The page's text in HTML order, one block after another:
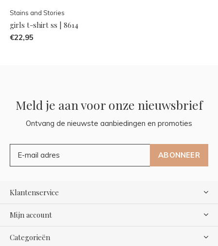
Stains and Stories
girls t-shirt ss | 8614
€22,95
Meld je aan voor onze nieuwsbrief
Ontvang de nieuwste aanbiedingen en promoties
ABONNEER
Klantenservice
Mijn account
Categorieën